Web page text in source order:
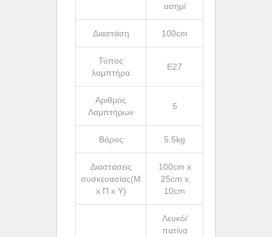
ασημί
Διαστάση 100cm
Τύπος
λαμπτήρα
Ε27
Αριθμός
Λαμπτήρων
5
Βάρος 5.5kg
Διαστάσεις
συσκευασίας(Μ
x Π x Υ)
100cm x
25cm x
10cm
Λευκό/
πατίνα